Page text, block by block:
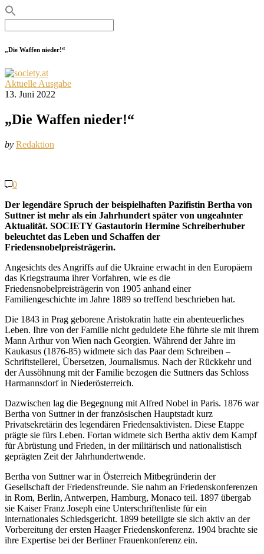
for:
„Die Waffen nieder!“
Aktuelle Ausgabe
13. Juni 2022
„Die Waffen nieder!“
by Redaktion
0
Der legendäre Spruch der beispielhaften Pazifistin Bertha von
Suttner ist mehr als ein Jahrhundert später von ungeahnter
Aktualität. SOCIETY Gastautorin Hermine Schreiberhuber
beleuchtet das Leben und Schaffen der
Friedensnobelpreisträgerin.
Angesichts des Angriffs auf die Ukraine erwacht in den Europäern
das Kriegstrauma ihrer Vorfahren, wie es die
Friedensnobelpreisträgerin von 1905 anhand einer
Familiengeschichte im Jahre 1889 so treffend beschrieben hat.
Die 1843 in Prag geborene Aristokratin hatte ein abenteuerliches
Leben. Ihre von der Familie nicht geduldete Ehe führte sie mit ihrem
Mann Arthur von Wien nach Georgien. Während der Jahre im
Kaukasus (1876-85) widmete sich das Paar dem Schreiben –
Schriftstellerei, Übersetzen, Journalismus. Nach der Rückkehr und
der Aussöhnung mit der Familie bezogen die Suttners das Schloss
Harmannsdorf in Niederösterreich.
Dazwischen lag die Begegnung mit Alfred Nobel in Paris. 1876 war
Bertha von Suttner in der französischen Hauptstadt kurz
Privatsekretärin des legendären Friedensaktivisten. Diese Etappe
prägte sie fürs Leben. Fortan widmete sich Bertha aktiv dem Kampf
für Abrüstung und Frieden, in der militärisch und nationalistisch
geprägten Zeit der Jahrhundertwende.
Bertha von Suttner war in Österreich Mitbegründerin der
Gesellschaft der Friedensfreunde. Sie nahm an Friedenskonferenzen
in Rom, Berlin, Antwerpen, Hamburg, Monaco teil. 1897 übergab
sie Kaiser Franz Joseph eine Unterschriftenliste für ein
internationales Schiedsgericht. 1899 beteiligte sie sich aktiv an der
Vorbereitung der ersten Haager Friedenskonferenz. 1904 brachte sie
ihre Expertise bei der Berliner Frauenkonferenz ein.